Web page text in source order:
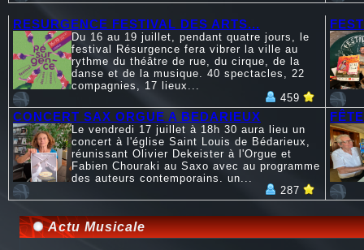
RESURGENCE FESTIVAL DES ARTS...
Du 16 au 19 juillet, pendant quatre jours, le
festival Résurgence fera vibrer la ville au
rythme du théâtre de rue, du cirque, de la
danse et de la musique. 40 spectacles, 22
compagnies, 17 lieux...
459
CONCERT SAX ORGUE A BEDARIEUX
Le vendredi 17 juillet à 18h 30 aura lieu un
concert à l'église Saint Louis de Bédarieux,
réunissant Olivier Dekeister à l'Orgue et
Fabien Chouraki au Saxo avec au programme
des auteurs contemporains. un...
287
Actu Musicale